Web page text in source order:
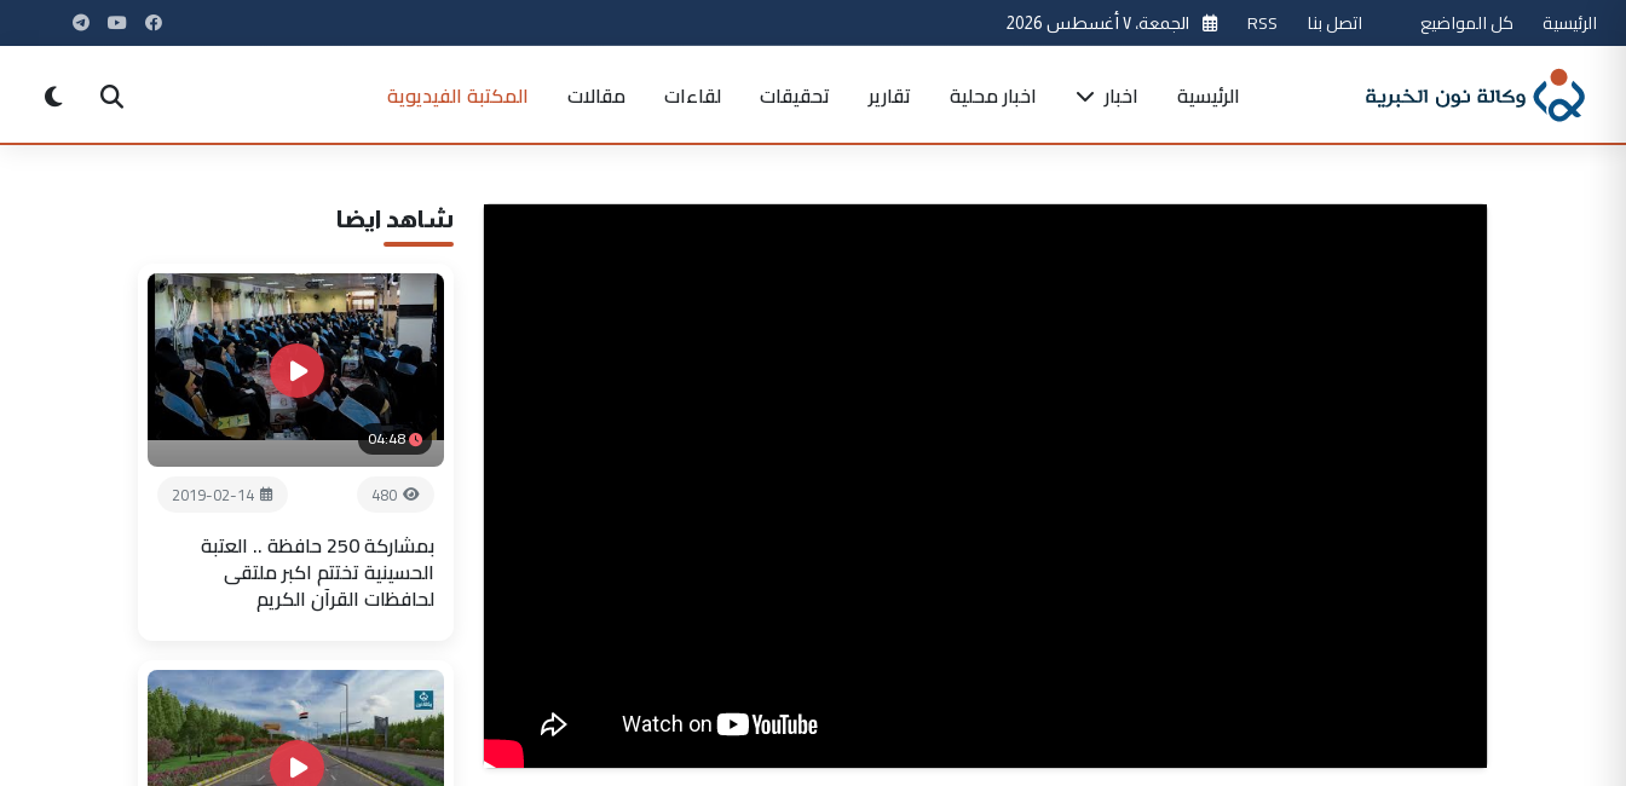
الرئيسية كل المواضيع اتصل بنا RSS الجمعة، ٧ أغسطس 2026
الرئيسية اخبار اخبار محلية تقارير تحقيقات لقاءات مقالات المكتبة الفيديوية
شاهد ايضا
04:48
480
2019-02-14
بمشاركة 250 حافظة .. العتبة
الحسينية تختتم اكبر ملتقى
لحافظات القرآن الكريم